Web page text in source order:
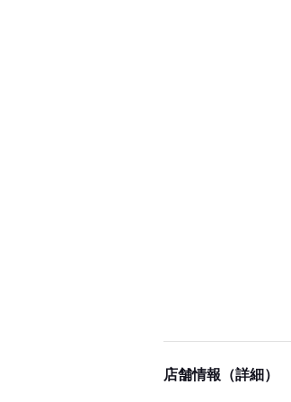
店舗情報（詳細）